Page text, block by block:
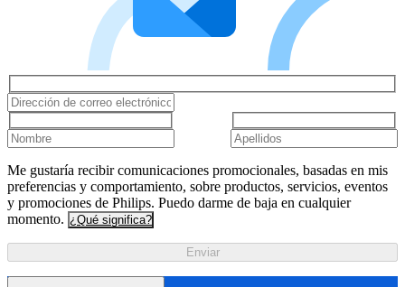
Me gustaría recibir comunicaciones promocionales, basadas en mis
preferencias y comportamiento, sobre productos, servicios, eventos
y promociones de Philips. Puedo darme de baja en cualquier
momento. ¿Qué significa?
Enviar